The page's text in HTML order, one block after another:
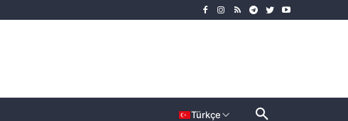
Türkçe